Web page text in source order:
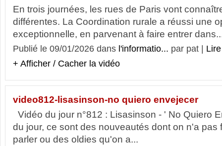
En trois journées, les rues de Paris vont
différentes. La Coordination rurale a réussi une
exceptionnelle, en parvenant à faire entrer
Publié le 09/01/2026 dans l'informatio... par pat |
+ Afficher / Cacher la vidéo
video812-lisasinson-no quiero envejecer
Vidéo du jour n°812 : Lisasinson - ' No Quiero
du jour, ce sont des nouveautés dont on n'a pas
parler ou des oldies qu'on a...